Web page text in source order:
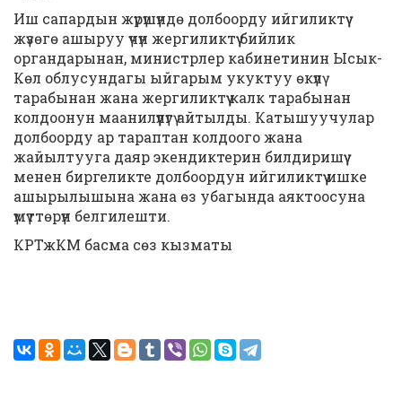
Иш сапардын жүрүшүндө долбоорду ийгиликтүү
жүзөгө ашыруу үчүн жергиликтүү бийлик
органдарынан, министрлер кабинетинин Ысык-
Көл облусундагы ыйгарым укуктуу өкүлү
тарабынан жана жергиликтүү калк тарабынан
колдоонун маанилүүлүгү айтылды. Катышуучулар
долбоорду ар тараптан колдоого жана
жайылтууга даяр экендиктерин билдиришүү
менен биргеликте долбоордун ийгиликтүү ишке
ашырылышына жана өз убагында аяктоосуна
үмүттөрүн белгилешти.
КРТжКМ басма сөз кызматы